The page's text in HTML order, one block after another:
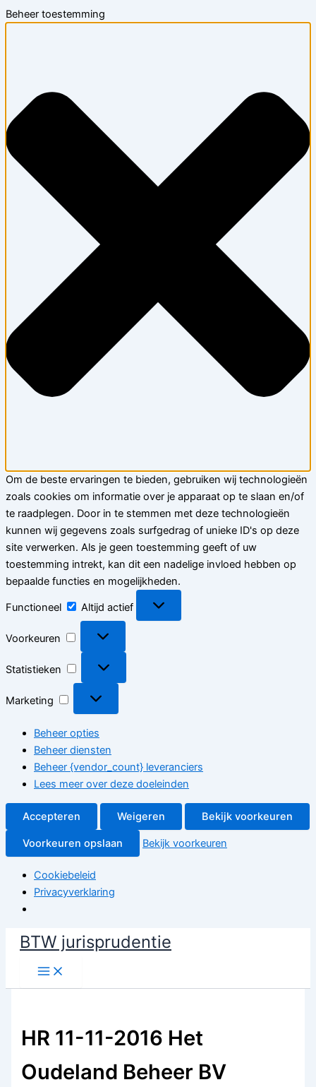
Beheer toestemming
Om de beste ervaringen te bieden, gebruiken wij technologieën
zoals cookies om informatie over je apparaat op te slaan en/of
te raadplegen. Door in te stemmen met deze technologieën
kunnen wij gegevens zoals surfgedrag of unieke ID's op deze
site verwerken. Als je geen toestemming geeft of uw
toestemming intrekt, kan dit een nadelige invloed hebben op
bepaalde functies en mogelijkheden.
Functioneel Altijd actief
Voorkeuren
Voorkeuren
Statistieken
Statistieken
Marketing
Marketing
Beheer opties
Beheer diensten
Beheer {vendor_count} leveranciers
Lees meer over deze doeleinden
Accepteren Weigeren Bekijk voorkeuren
Voorkeuren opslaan Bekijk voorkeuren
Cookiebeleid
Privacyverklaring
naar
inhoud
BTW jurisprudentie
HR 11-11-2016 Het
Oudeland Beheer BV